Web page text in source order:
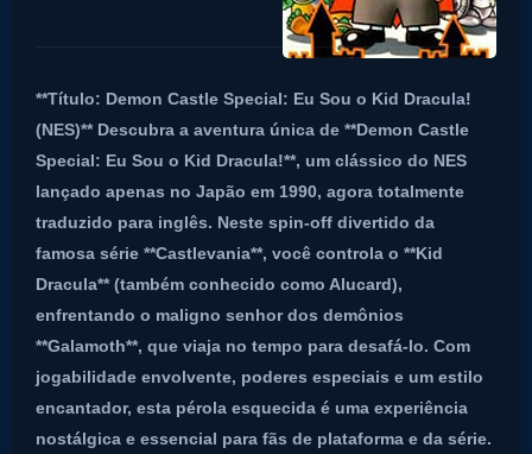
**Título: Demon Castle Special: Eu Sou o Kid Dracula!
(NES)** Descubra a aventura única de **Demon Castle
Special: Eu Sou o Kid Dracula!**, um clássico do NES
lançado apenas no Japão em 1990, agora totalmente
traduzido para inglês. Neste spin-off divertido da
famosa série **Castlevania**, você controla o **Kid
Dracula** (também conhecido como Alucard),
enfrentando o maligno senhor dos demônios
**Galamoth**, que viaja no tempo para desafá-lo. Com
jogabilidade envolvente, poderes especiais e um estilo
encantador, esta pérola esquecida é uma experiência
nostálgica e essencial para fãs de plataforma e da série.